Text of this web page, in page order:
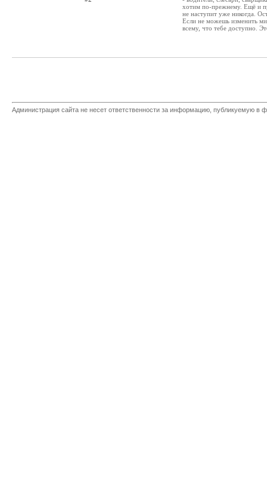
хотим по-прежнему. Ещё и
не наступит уже никогда.
Если не можешь изменить
всему, что тебе доступно.
Администрация сайта не несет ответственности за информацию, публикуемую